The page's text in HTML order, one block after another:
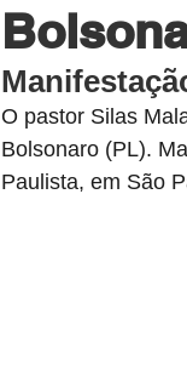
O pastor Silas
Bolsonaro (PL).
Paulista, em São